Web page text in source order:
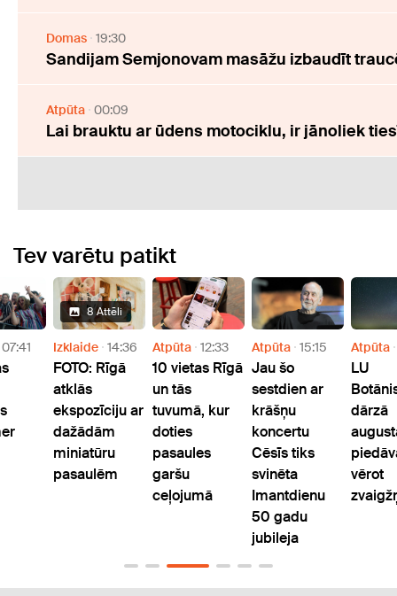
Domas 19:30
Sandijam Semjonovam masāžu izbaudīt
Atpūta 00:09
Lai brauktu ar ūdens motociklu, ir jānoliek
Tev varētu patikt
07:41
8 Attēli
Izklaide 14:36
FOTO: Rīgā
atklās
ekspozīciju ar
dažādām
miniatūru
pasaulēm
Atpūta 12:33
10 vietas Rīgā
un tās
tuvumā, kur
doties
pasaules
garšu
ceļojumā
Atpūta 15:15
Jau šo
sestdien ar
krāšņu
koncertu
Cēsīs tiks
svinēta
Imantdienu
50 gadu
jubileja
Atpūta
LU
dārzā
vērot